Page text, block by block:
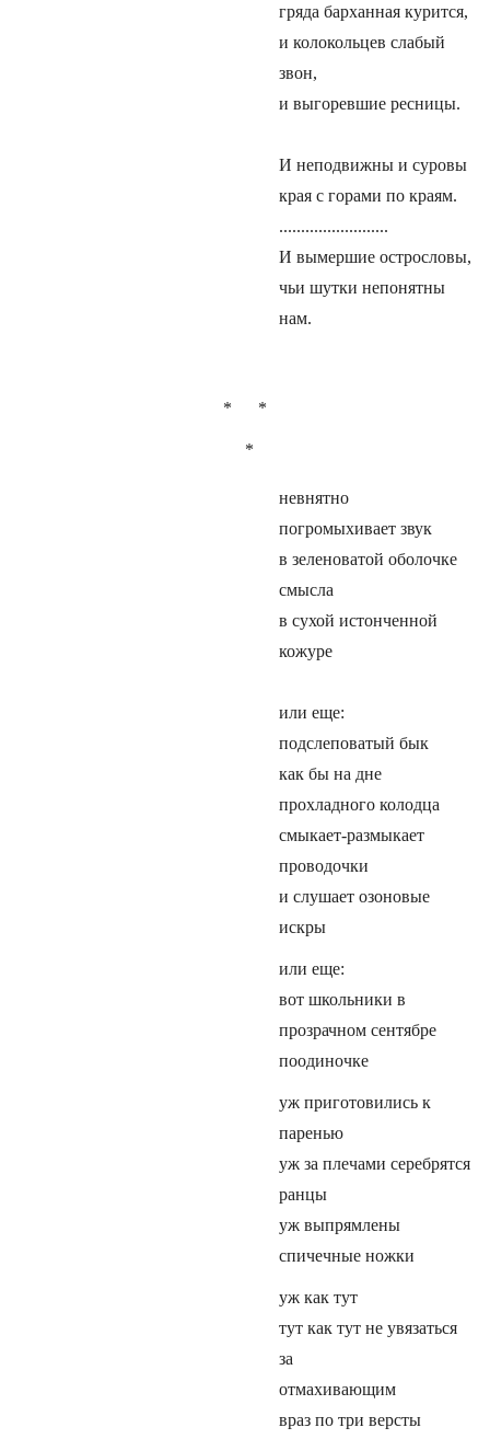
гряда барханная курится,
и колокольцев слабый
звон,
и выгоревшие ресницы.
И неподвижны и суровы
края с горами по краям.
.........................
И вымершие острословы,
чьи шутки непонятны
нам.
* *
*
невнятно
погромыхивает звук
в зеленоватой оболочке
смысла
в сухой истонченной
кожуре
или еще:
подслеповатый бык
как бы на дне
прохладного колодца
смыкает-размыкает
проводочки
и слушает озоновые
искры
или еще:
вот школьники в
прозрачном сентябре
поодиночке
уж приготовились к
паренью
уж за плечами серебрятся
ранцы
уж выпрямлены
спичечные ножки
уж как тут
тут как тут не увязаться
за
отмахивающим
враз по три версты